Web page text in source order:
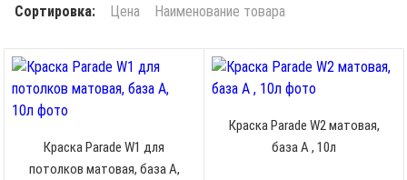
т
л
о
г
Сортировка: Цена Наименование товара
Краска Parade W1 для
потолков матовая, база A,
Краска Parade W2 матовая,
база A , 10л